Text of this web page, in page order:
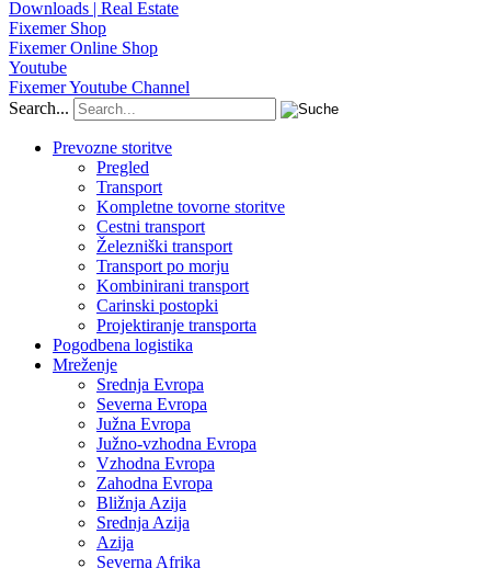
Downloads | Real Estate
Fixemer Shop
Fixemer Online Shop
Youtube
Fixemer Youtube Channel
Search...
Prevozne storitve
Pregled
Transport
Kompletne tovorne storitve
Cestni transport
Železniški transport
Transport po morju
Kombinirani transport
Carinski postopki
Projektiranje transporta
Pogodbena logistika
Mreženje
Srednja Evropa
Severna Evropa
Južna Evropa
Južno-vzhodna Evropa
Vzhodna Evropa
Zahodna Evropa
Bližnja Azija
Srednja Azija
Azija
Severna Afrika